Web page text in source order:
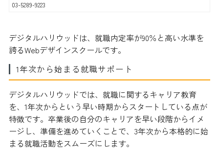
03-5289-9223
デジタルハリウッドは、就職内定率が90％と高い水準を
誇るWebデザインスクールです。
1年次から始まる就職サポート
デジタルハリウッドでは、就職に関するキャリア教育
を、1年次からという早い時期からスタートしている点が
特徴です。卒業後の自分のキャリアを早い段階からイメ
ージし、準備を進めていくことで、3年次から本格的に始
まる就職活動をスムーズにします。